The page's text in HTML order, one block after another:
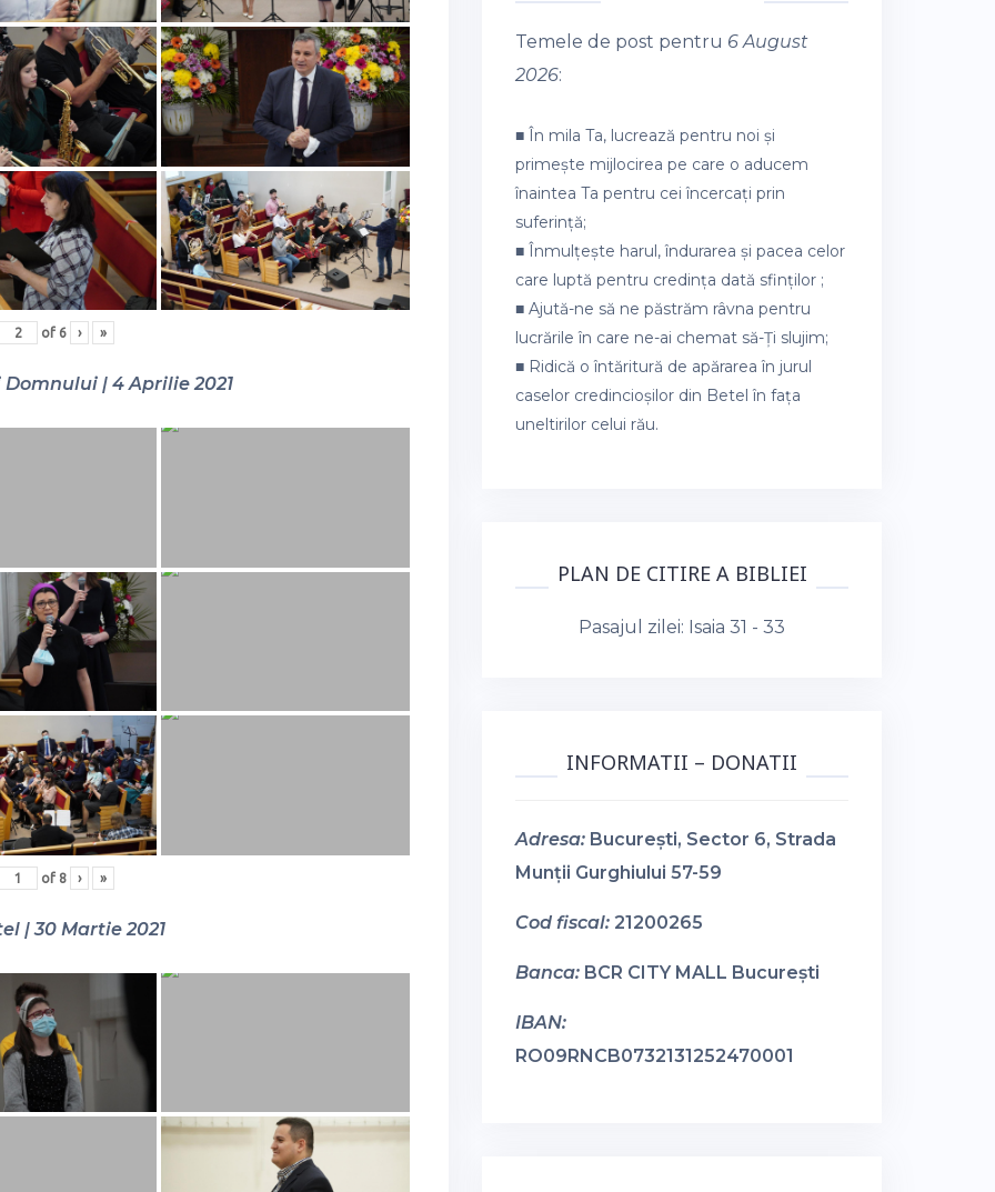
of 6 › »
| 4 Aprilie 2021
of 8 › »
| 30 Martie 2021
Temele de post pentru 6 August
2026:
■ În mila Ta, lucrează pentru noi și
primește mijlocirea pe care o aducem
înaintea Ta pentru cei încercați prin
suferință;
■ Înmulțește harul, îndurarea și pacea celor
care luptă pentru credința dată sfinților ;
■ Ajută-ne să ne păstrăm râvna pentru
lucrările în care ne-ai chemat să-Ți slujim;
■ Ridică o întăritură de apărarea în jurul
caselor credincioșilor din Betel în fața
uneltirilor celui rău.
PLAN DE CITIRE A BIBLIEI
Pasajul zilei: Isaia 31 - 33
INFORMATII – DONATII
Adresa: București, Sector 6, Strada
Munții Gurghiului 57-59
Cod fiscal: 21200265
Banca: BCR CITY MALL București
IBAN:
RO09RNCB0732131252470001